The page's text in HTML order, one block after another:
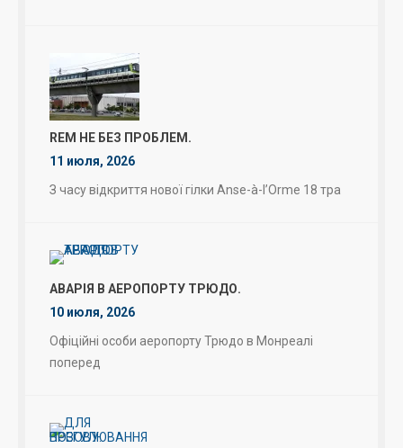
REM НЕ БЕЗ ПРОБЛЕМ.
11 июля, 2026
З часу відкриття нової гілки Anse-à-l’Orme 18 тра
АВАРІЯ В АЕРОПОРТУ ТРЮДО.
10 июля, 2026
Офіційні особи аеропорту Трюдо в Монреалі
поперед